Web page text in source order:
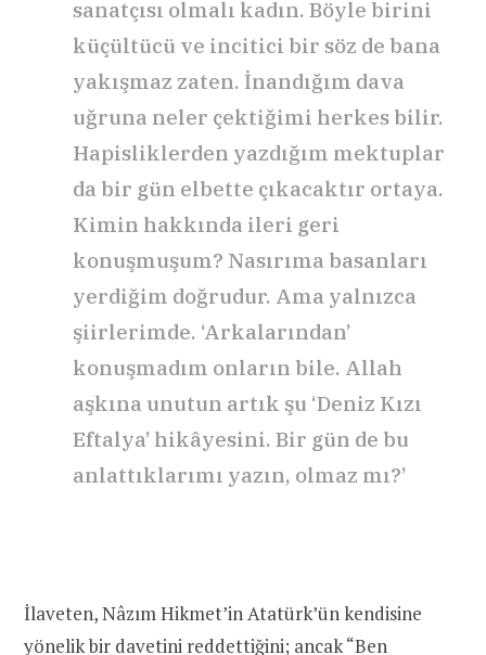
sanatçısı olmalı kadın. Böyle birini
küçültücü ve incitici bir söz de bana
yakışmaz zaten. İnandığım dava
uğruna neler çektiğimi herkes bilir.
Hapisliklerden yazdığım mektuplar
da bir gün elbette çıkacaktır ortaya.
Kimin hakkında ileri geri
konuşmuşum? Nasırıma basanları
yerdiğim doğrudur. Ama yalnızca
şiirlerimde. ‘Arkalarından’
konuşmadım onların bile. Allah
aşkına unutun artık şu ‘Deniz Kızı
Eftalya’ hikâyesini. Bir gün de bu
anlattıklarımı yazın, olmaz mı?’
İlaveten, Nâzım Hikmet’in Atatürk’ün kendisine
yönelik bir davetini reddettiğini; ancak “Ben